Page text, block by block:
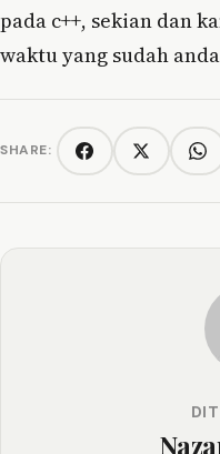
pada c++, sekian dan
waktu yang sudah
SHARE: FacebookTwitter/X